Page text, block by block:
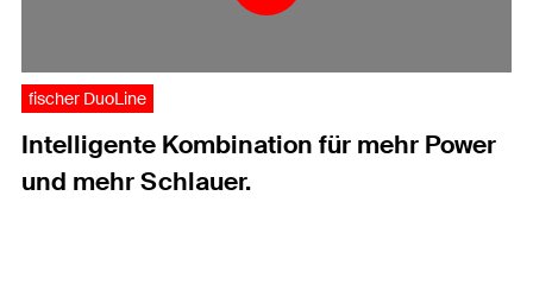
fischer DuoLine
Intelligente Kombination für mehr Power
und mehr Schlauer.